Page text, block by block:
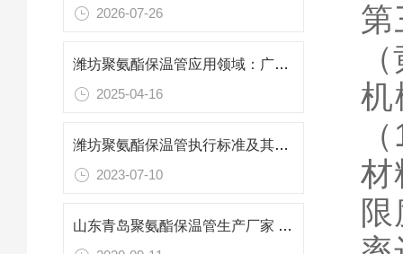
2026-07-26
潍坊聚氨酯保温管应用领域：广泛覆盖，节能增效
2025-04-16
潍坊聚氨酯保温管执行标准及其应用
2023-07-10
山东青岛聚氨酯保温管生产厂家 青岛聚氨酯保温管安装技巧
第
机
材